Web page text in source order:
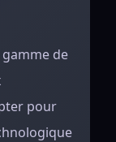
gamme de
pour